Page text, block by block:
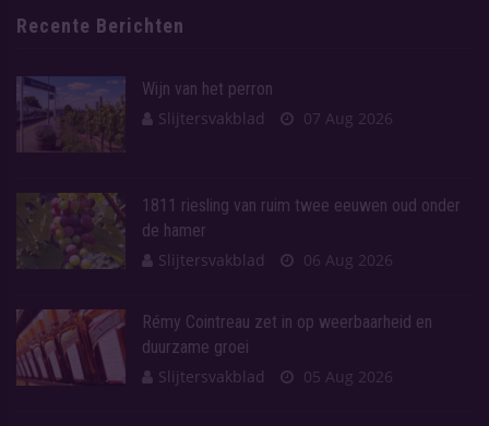
Recente Berichten
Wijn van het perron
Slijtersvakblad
07 Aug 2026
1811 riesling van ruim twee eeuwen oud onder
de hamer
Slijtersvakblad
06 Aug 2026
Rémy Cointreau zet in op weerbaarheid en
duurzame groei
Slijtersvakblad
05 Aug 2026